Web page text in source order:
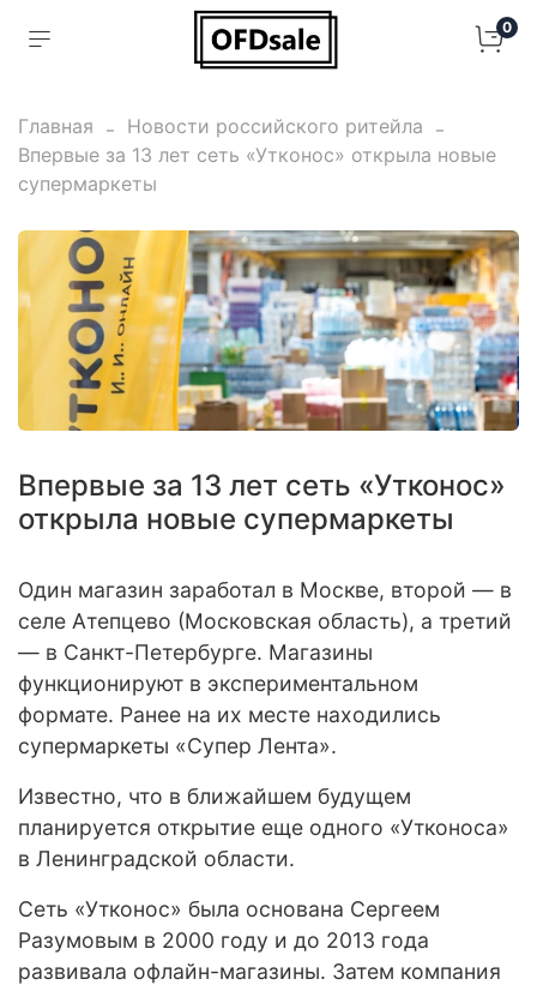
0
Главная
Новости российского ритейла
Впервые за 13 лет сеть «Утконос» открыла новые
супермаркеты
Впервые за 13 лет сеть «Утконос»
открыла новые супермаркеты
Один магазин заработал в Москве, второй — в
селе Атепцево (Московская область), а третий
— в Санкт-Петербурге. Магазины
функционируют в экспериментальном
формате. Ранее на их месте находились
супермаркеты «Супер Лента».
Известно, что в ближайшем будущем
планируется открытие еще одного «Утконоса»
в Ленинградской области.
Сеть «Утконос» была основана Сергеем
Разумовым в 2000 году и до 2013 года
развивала офлайн-магазины. Затем компания